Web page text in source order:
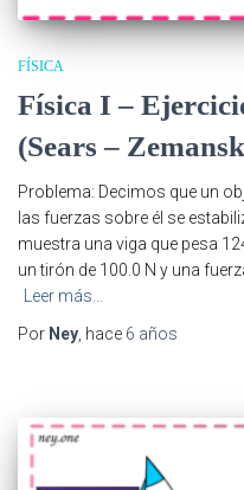
FÍSICA
Física I –
(Sears –
Problema: Decimos que un
las fuerzas sobre él se
muestra una viga que pesa
un tirón de 100.0 N y una
Leer más…
Por Ney, hace 6 años